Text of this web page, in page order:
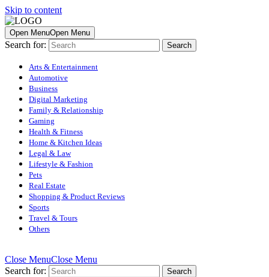
Skip to content
Open MenuOpen Menu
Search for:
Arts & Entertainment
Automotive
Business
Digital Marketing
Family & Relationship
Gaming
Health & Fitness
Home & Kitchen Ideas
Legal & Law
Lifestyle & Fashion
Pets
Real Estate
Shopping & Product Reviews
Sports
Travel & Tours
Others
Close MenuClose Menu
Search for: